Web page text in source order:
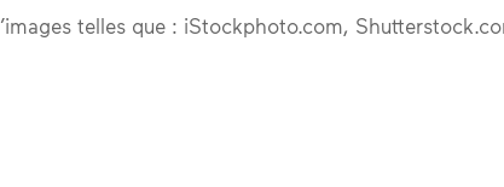
telles que : iStockphoto.com,